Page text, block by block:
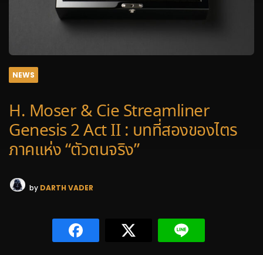
NEWS
H. Moser & Cie Streamliner
Genesis 2 Act II : บทที่สองของไตร
ภาคแห่ง “ตัวตนจริง”
by DARTH VADER